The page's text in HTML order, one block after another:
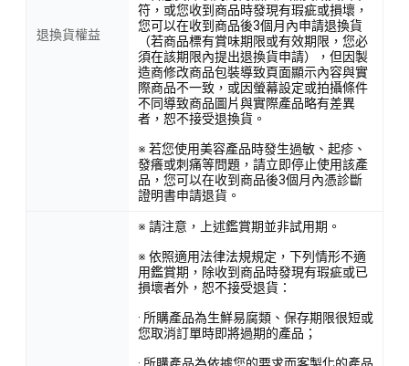
退換貨權益
符，或您收到商品時發現有瑕疵或損壞，
您可以在收到商品後3個月內申請退換貨
（若商品標有賞味期限或有效期限，您必
須在該期限內提出退換貨申請），但因製
造商修改商品包裝導致頁面顯示內容與實
際商品不一致，或因螢幕設定或拍攝條件
不同導致商品圖片與實際產品略有差異
者，恕不接受退換貨。
※ 若您使用美容產品時發生過敏、起疹、
發癢或刺痛等問題，請立即停止使用該產
品，您可以在收到商品後3個月內憑診斷
證明書申請退貨。
※ 請注意，上述鑑賞期並非試用期。
※ 依照適用法律法規規定，下列情形不適
用鑑賞期，除收到商品時發現有瑕疵或已
損壞者外，恕不接受退貨：
· 所購產品為生鮮易腐類、保存期限很短或
您取消訂單時即將過期的產品；
· 所購產品為依據您的要求而客製化的產品